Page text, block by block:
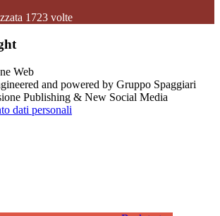
1723 volte
and powered by Gruppo Spaggiari
Publishing & New Social Media
dati personali